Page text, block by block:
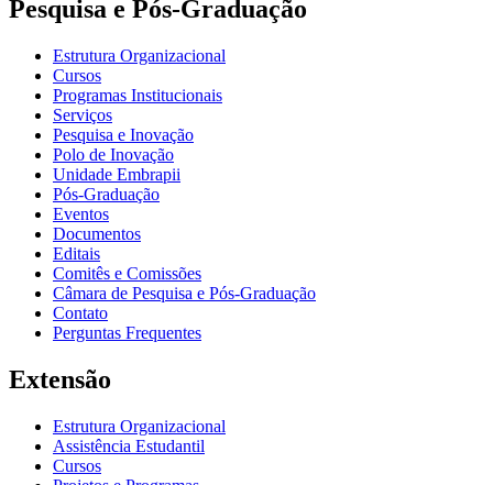
Pesquisa e Pós-Graduação
Estrutura Organizacional
Cursos
Programas Institucionais
Serviços
Pesquisa e Inovação
Polo de Inovação
Unidade Embrapii
Pós-Graduação
Eventos
Documentos
Editais
Comitês e Comissões
Câmara de Pesquisa e Pós-Graduação
Contato
Perguntas Frequentes
Extensão
Estrutura Organizacional
Assistência Estudantil
Cursos